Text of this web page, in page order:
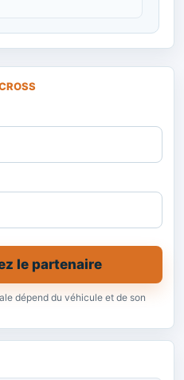
le partenaire
dépend du véhicule et de son